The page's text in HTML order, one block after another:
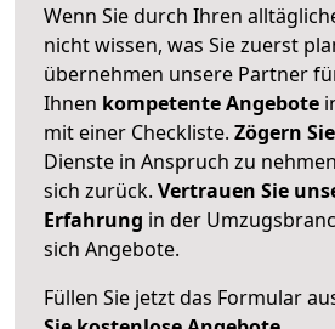
Wenn Sie durch Ihren
nicht wissen, was Sie zuerst
übernehmen unsere Partner
Ihnen kompetente Angebote
mit einer Checkliste. Zögern
Dienste in Anspruch zu
sich zurück. Vertrauen Sie
Erfahrung in der
sich Angebote.
Füllen Sie jetzt das Formular